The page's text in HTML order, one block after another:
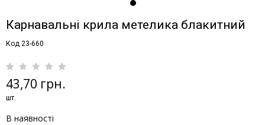
Карнавальні крила метелика блакитний
Код 23-660
43,70 грн.
шт.
В наявності